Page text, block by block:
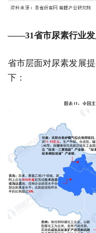
——31省市尿素行业发
省市层面对尿素发展
下：